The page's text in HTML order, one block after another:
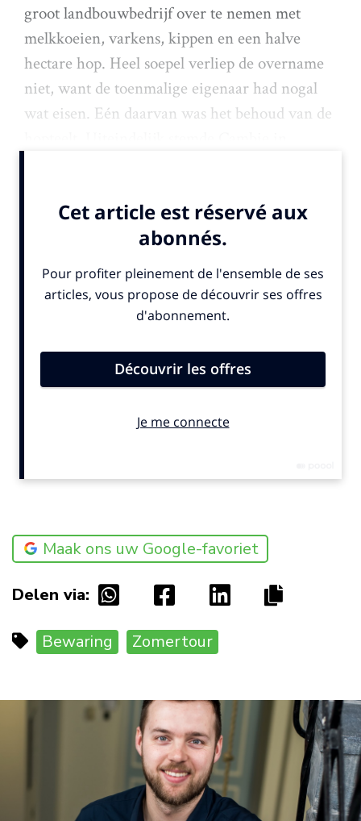
groot landbouwbedrijf over te nemen met
melkkoeien, varkens, kippen en een halve
hectare hop. Heel soepel verliep de overname
niet, want de toenmalige eigenaar had nogal
wat eisen. Eén daarvan was het behoud van de
Maak ons uw Google-favoriet
Delen via:
Bewaring Zomertour